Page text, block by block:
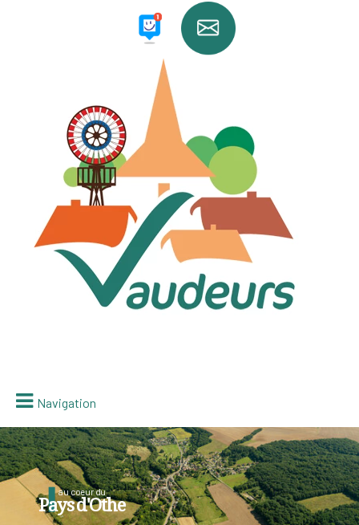
Navigation
au coeur du
Pays d'Othe